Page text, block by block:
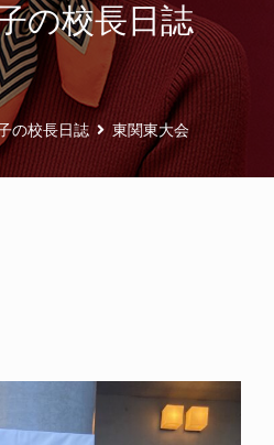
の校長日誌
の校長日誌 東関東大会